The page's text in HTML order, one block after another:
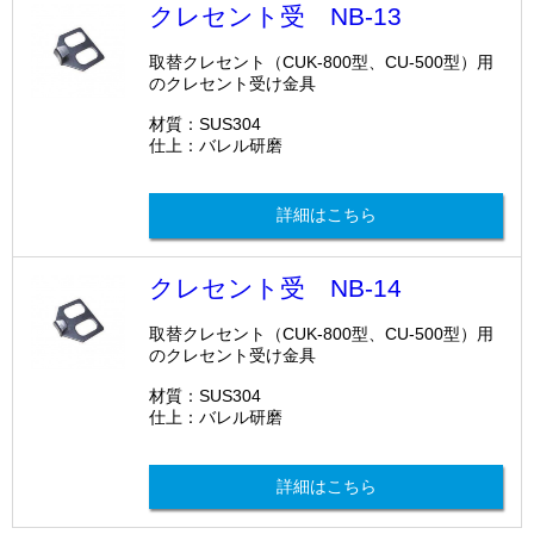
クレセント受 NB-13
取替クレセント（CUK-800型、CU-500型）用
のクレセント受け金具
材質：SUS304
仕上：バレル研磨
詳細はこちら
クレセント受 NB-14
取替クレセント（CUK-800型、CU-500型）用
のクレセント受け金具
材質：SUS304
仕上：バレル研磨
詳細はこちら